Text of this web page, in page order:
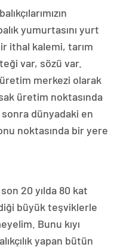
yumurtasını yurt
ithal kalemi, tarım
var, sözü var.
merkezi olarak
üretim noktasında
dünyadaki en
noktasında bir yere
20 yılda 80 kat
büyük teşviklerle
Bunu kıyı
yapan bütün